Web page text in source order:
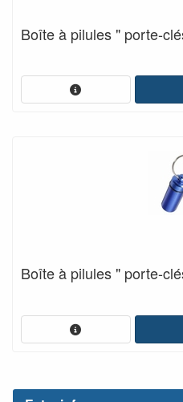
Boîte à pilules " porte-
Boîte à pilules " porte-